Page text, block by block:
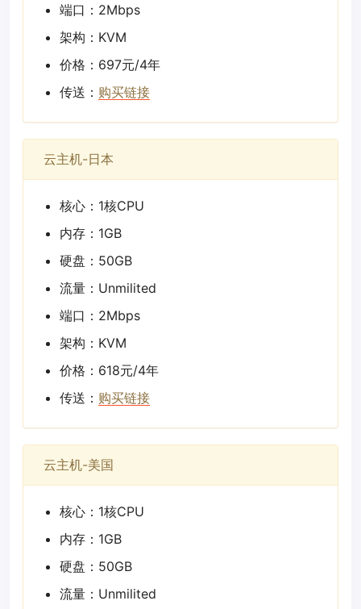
端口：2Mbps
架构：KVM
价格：697元/4年
传送： 购买链接
云主机-日本
核心：1核CPU
内存：1GB
硬盘：50GB
流量：Unmilited
端口：2Mbps
架构：KVM
价格：618元/4年
传送： 购买链接
云主机-美国
核心：1核CPU
内存：1GB
硬盘：50GB
流量：Unmilited